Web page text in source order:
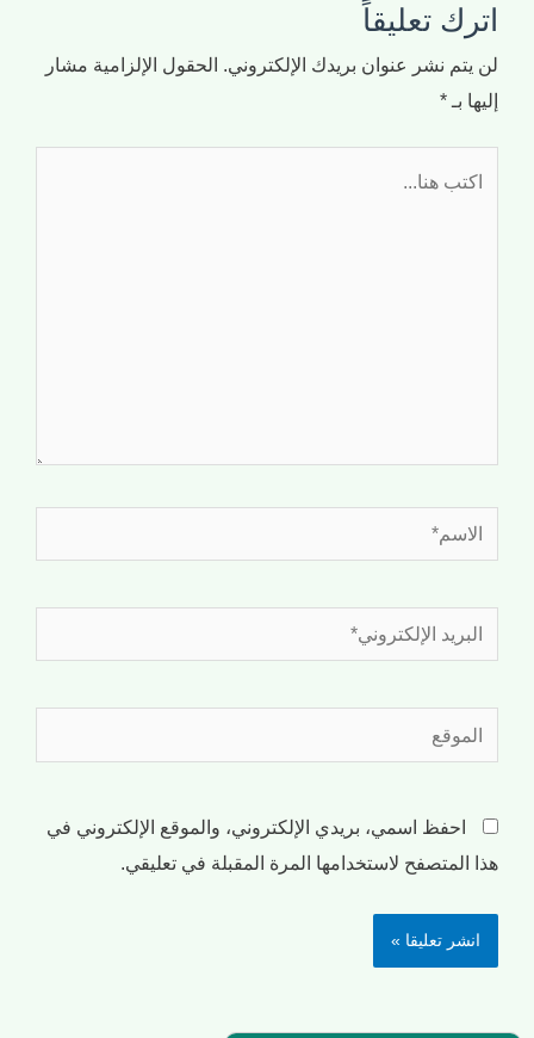
اترك تعليقاً
لن يتم نشر عنوان بريدك الإلكتروني. الحقول الإلزامية مشار
إليها بـ *
احفظ اسمي، بريدي الإلكتروني، والموقع الإلكتروني في
هذا المتصفح لاستخدامها المرة المقبلة في تعليقي.